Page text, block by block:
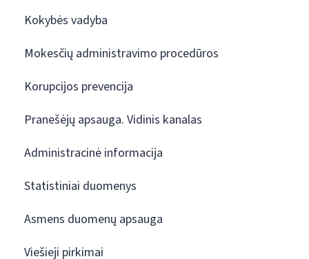
Kokybės vadyba
Mokesčių administravimo procedūros
Korupcijos prevencija
Pranešėjų apsauga. Vidinis kanalas
Administracinė informacija
Statistiniai duomenys
Asmens duomenų apsauga
Viešieji pirkimai